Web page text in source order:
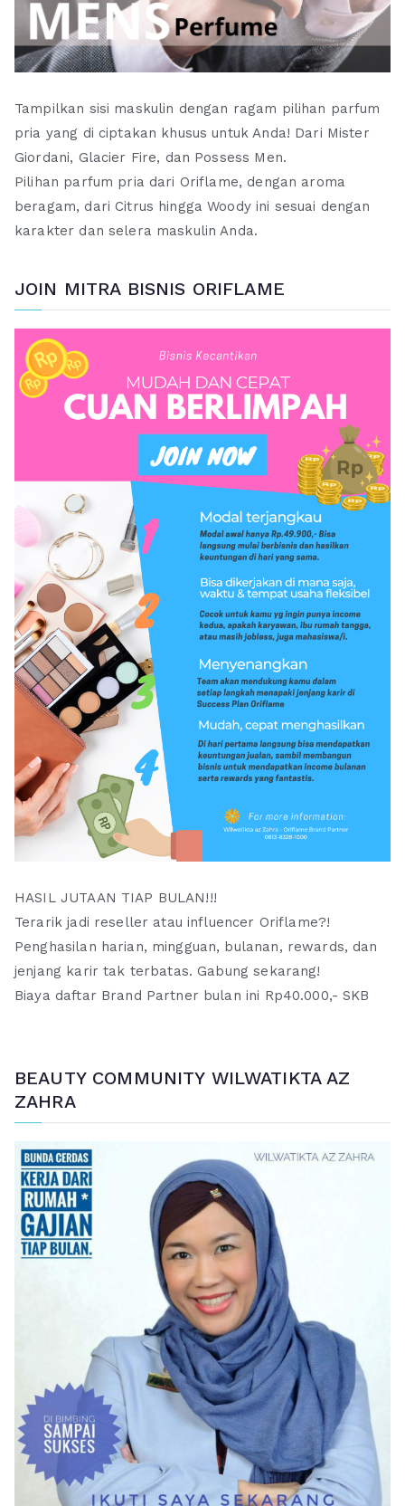
Tampilkan sisi maskulin dengan ragam pilihan parfum
pria yang di ciptakan khusus untuk Anda! Dari Mister
Giordani, Glacier Fire, dan Possess Men.
Pilihan parfum pria dari Oriflame, dengan aroma
beragam, dari Citrus hingga Woody ini sesuai dengan
karakter dan selera maskulin Anda.
JOIN MITRA BISNIS ORIFLAME
HASIL JUTAAN TIAP BULAN!!!
Terarik jadi reseller atau influencer Oriflame?!
Penghasilan harian, mingguan, bulanan, rewards, dan
jenjang karir tak terbatas. Gabung sekarang!
Biaya daftar Brand Partner bulan ini Rp40.000,- SKB
BEAUTY COMMUNITY WILWATIKTA AZ
ZAHRA